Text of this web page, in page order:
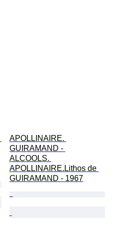
APOLLINAIRE.
GUIRAMAND -
ALCOOLS.
APOLLINAIRE.Lithos de
GUIRAMAND - 1967